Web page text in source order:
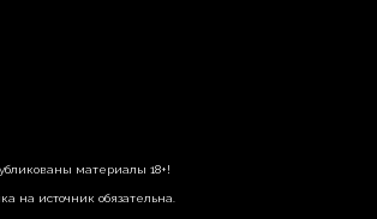
материалы 18+!
на источник обязательна.